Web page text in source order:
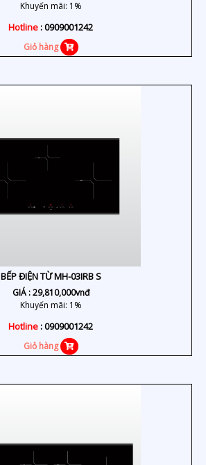
Khuyến mãi: 1%
Hotline: 0909001242
Giỏ hàng
BẾP ĐIỆN TỪ MH-03IRB S
GIÁ :29,810,000vnđ
Khuyến mãi: 1%
Hotline: 0909001242
Giỏ hàng